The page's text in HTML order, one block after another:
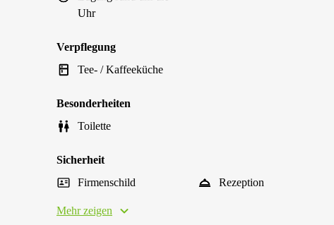
Uhr
Verpflegung
Tee- / Kaffeeküche
Besonderheiten
Toilette
Sicherheit
Firmenschild
Rezeption
Mehr zeigen